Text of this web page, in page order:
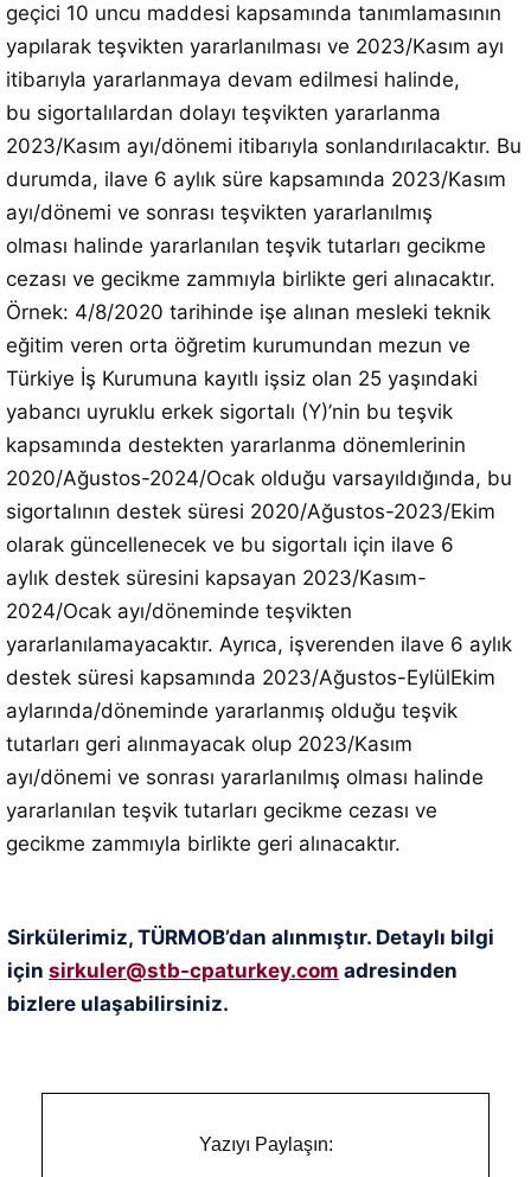
geçici 10 uncu maddesi kapsamında tanımlamasının
yapılarak teşvikten yararlanılması ve 2023/Kasım ayı
itibarıyla yararlanmaya devam edilmesi halinde,
bu sigortalılardan dolayı teşvikten yararlanma
2023/Kasım ayı/dönemi itibarıyla sonlandırılacaktır. Bu
durumda, ilave 6 aylık süre kapsamında 2023/Kasım
ayı/dönemi ve sonrası teşvikten yararlanılmış
olması halinde yararlanılan teşvik tutarları gecikme
cezası ve gecikme zammıyla birlikte geri alınacaktır.
Örnek: 4/8/2020 tarihinde işe alınan mesleki teknik
eğitim veren orta öğretim kurumundan mezun ve
Türkiye İş Kurumuna kayıtlı işsiz olan 25 yaşındaki
yabancı uyruklu erkek sigortalı (Y)’nin bu teşvik
kapsamında destekten yararlanma dönemlerinin
2020/Ağustos-2024/Ocak olduğu varsayıldığında, bu
sigortalının destek süresi 2020/Ağustos-2023/Ekim
olarak güncellenecek ve bu sigortalı için ilave 6
aylık destek süresini kapsayan 2023/Kasım-
2024/Ocak ayı/döneminde teşvikten
yararlanılamayacaktır. Ayrıca, işverenden ilave 6 aylık
destek süresi kapsamında 2023/Ağustos-EylülEkim
aylarında/döneminde yararlanmış olduğu teşvik
tutarları geri alınmayacak olup 2023/Kasım
ayı/dönemi ve sonrası yararlanılmış olması halinde
yararlanılan teşvik tutarları gecikme cezası ve
gecikme zammıyla birlikte geri alınacaktır.
Sirkülerimiz, TÜRMOB’dan alınmıştır. Detaylı bilgi
için sirkuler@stb-cpaturkey.com adresinden
bizlere ulaşabilirsiniz.
Yazıyı Paylaşın: